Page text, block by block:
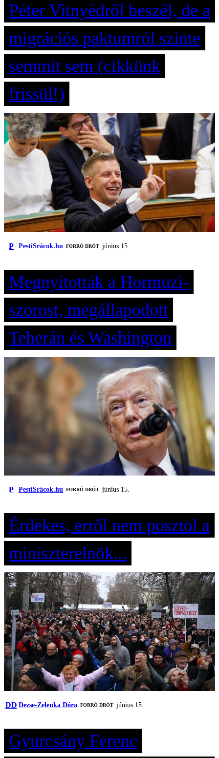
Péter Vitnyédről beszél, de a
migrációs paktumról szinte
semmit sem (cikkünk
frissül!)
P PestiSrácok.hu FORRÓ DRÓT június 15.
Megnyitották a Hormuzi-
szorost, megállapodott
Teherán és Washington
P PestiSrácok.hu FORRÓ DRÓT június 15.
Érdekes, erről nem posztol a
miniszterelnök...
DD Dezse-Zelenka Dóra FORRÓ DRÓT június 15.
Gyurcsány Ferenc